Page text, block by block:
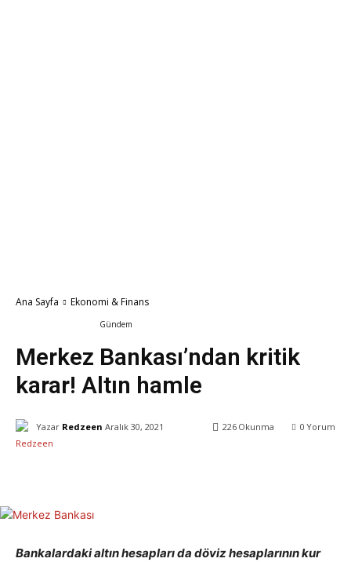
Ana Sayfa Ekonomi & Finans
Gündem
Merkez Bankası’ndan kritik
karar! Altın hamle
Yazar Redzeen Aralık 30, 2021 0 Yorum
226 Okunma
Bankalardaki altın hesapları da döviz hesaplarının kur